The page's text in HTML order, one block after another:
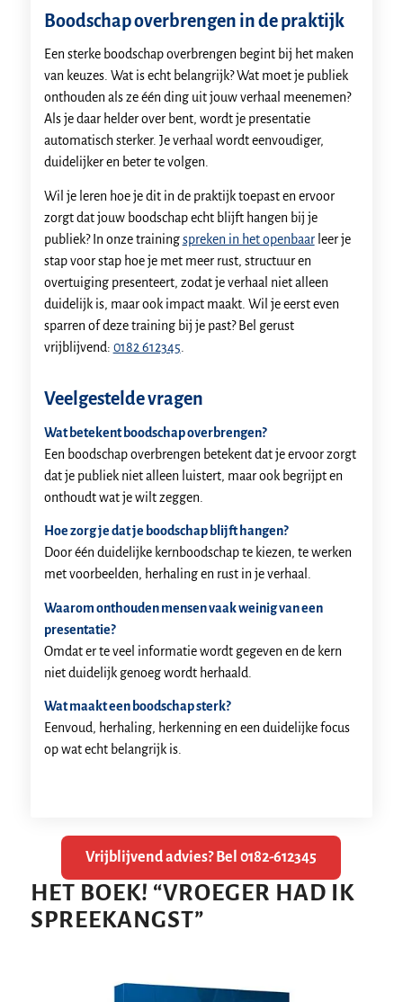
Boodschap overbrengen in de praktijk
Een sterke boodschap overbrengen begint bij het maken
van keuzes. Wat is echt belangrijk? Wat moet je publiek
onthouden als ze één ding uit jouw verhaal meenemen?
Als je daar helder over bent, wordt je presentatie
automatisch sterker. Je verhaal wordt eenvoudiger,
duidelijker en beter te volgen.
Wil je leren hoe je dit in de praktijk toepast en ervoor
zorgt dat jouw boodschap echt blijft hangen bij je
publiek? In onze trainingspreken in het openbaarleer je
stap voor stap hoe je met meer rust, structuur en
overtuiging presenteert, zodat je verhaal niet alleen
duidelijk is, maar ook impact maakt. Wil je eerst even
sparren of deze training bij je past? Bel gerust
vrijblijvend: 0182 612345
Veelgestelde vragen
Wat betekent boodschap overbrengen?
Een boodschap overbrengen betekent dat je ervoor zorgt
dat je publiek niet alleen luistert, maar ook begrijpt en
onthoudt wat je wilt zeggen.
Hoe zorg je dat je boodschap blijft hangen?
Door één duidelijke kernboodschap te kiezen, te werken
met voorbeelden, herhaling en rust in je verhaal.
Waarom onthouden mensen vaak weinig van een
presentatie?
Omdat er te veel informatie wordt gegeven en de kern
niet duidelijk genoeg wordt herhaald.
Wat maakt een boodschap sterk?
Eenvoud, herhaling, herkenning en een duidelijke focus
op wat echt belangrijk is.
Vrijblijvend advies? Bel 0182-612345
HET BOEK! “VROEGER HAD IK
SPREEKANGST”